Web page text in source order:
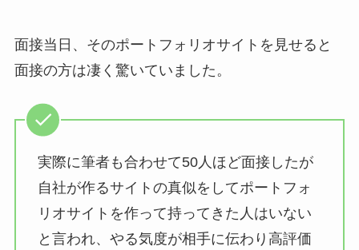
面接当日、そのポートフォリオサイトを見せると
面接の方は凄く驚いていました。
実際に筆者も合わせて50人ほど面接したが
自社が作るサイトの真似をしてポートフォ
リオサイトを作って持ってきた人はいない
と言われ、やる気度が相手に伝わり高評価